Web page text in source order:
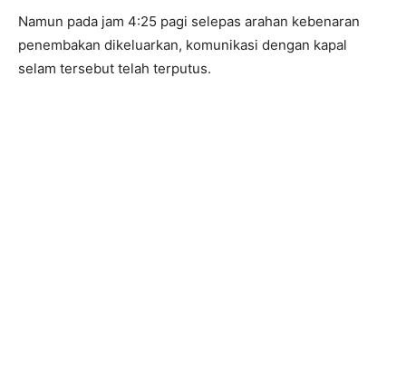
Namun pada jam 4:25 pagi selepas arahan kebenaran
penembakan dikeluarkan, komunikasi dengan kapal
selam tersebut telah terputus.